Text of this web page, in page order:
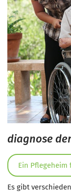
diagnose
Ein Pflegeheim
Es gibt